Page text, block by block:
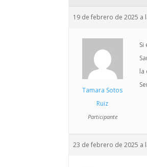
19 de febrero de 2025 a
Tamara Sotos
Ruiz
Participante
Si
la
23 de febrero de 2025 a